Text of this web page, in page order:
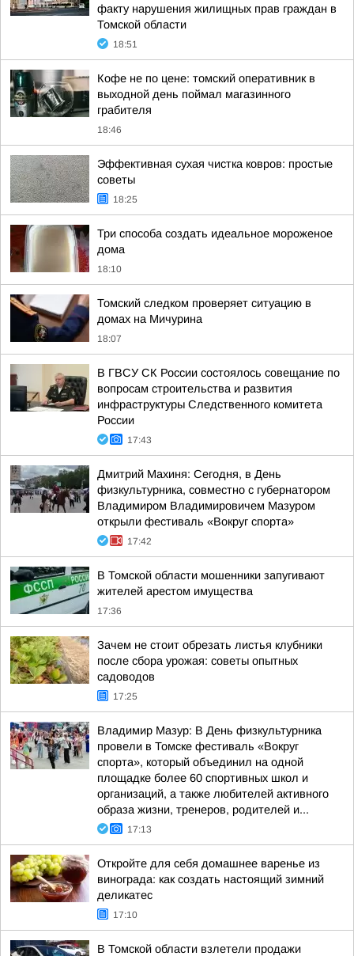
факту нарушения жилищных прав граждан в
Томской области
18:51
Кофе не по цене: томский оперативник в
выходной день поймал магазинного
грабителя
18:46
Эффективная сухая чистка ковров: простые
советы
18:25
Три способа создать идеальное мороженое
дома
18:10
Томский следком проверяет ситуацию в
домах на Мичурина
18:07
В ГВСУ СК России состоялось совещание по
вопросам строительства и развития
инфраструктуры Следственного комитета
России
17:43
Дмитрий Махиня: Сегодня, в День
физкультурника, совместно с губернатором
Владимиром Владимировичем Мазуром
открыли фестиваль «Вокруг спорта»
17:42
В Томской области мошенники запугивают
жителей арестом имущества
17:36
Зачем не стоит обрезать листья клубники
после сбора урожая: советы опытных
садоводов
17:25
Владимир Мазур: В День физкультурника
провели в Томске фестиваль «Вокруг
спорта», который объединил на одной
площадке более 60 спортивных школ и
организаций, а также любителей активного
образа жизни, тренеров, родителей и...
17:13
Откройте для себя домашнее варенье из
винограда: как создать настоящий зимний
деликатес
17:10
В Томской области взлетели продажи